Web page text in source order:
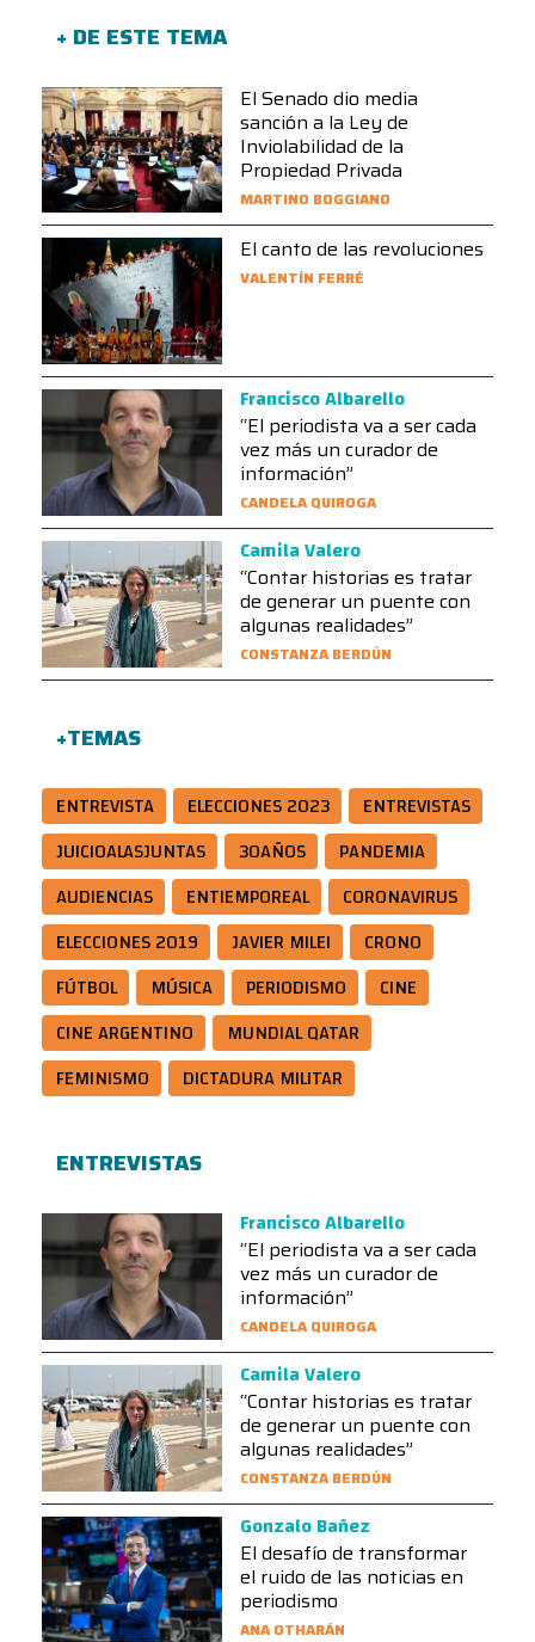
+ DE ESTE TEMA
El Senado dio media
sanción a la Ley de
Inviolabilidad de la
Propiedad Privada
MARTINO BOGGIANO
El canto de las revoluciones
VALENTÍN FERRÉ
Francisco Albarello
“El periodista va a ser cada
vez más un curador de
información”
CANDELA QUIROGA
Camila Valero
“Contar historias es tratar
de generar un puente con
algunas realidades”
CONSTANZA BERDÚN
+TEMAS
ENTREVISTA ELECCIONES 2023
ENTREVISTAS
JUICIOALASJUNTAS
30AÑOS
PANDEMIA
AUDIENCIAS
ENTIEMPOREAL
CORONAVIRUS
ELECCIONES 2019
JAVIER MILEI
CRONO
FÚTBOL
MÚSICA PERIODISMO
CINE
CINE ARGENTINO
MUNDIAL QATAR
FEMINISMO
DICTADURA MILITAR
ENTREVISTAS
Francisco Albarello
“El periodista va a ser cada
vez más un curador de
información”
CANDELA QUIROGA
Camila Valero
“Contar historias es tratar
de generar un puente con
algunas realidades”
CONSTANZA BERDÚN
Gonzalo Bañez
El desafío de transformar
el ruido de las noticias en
periodismo
ANA OTHARÁN